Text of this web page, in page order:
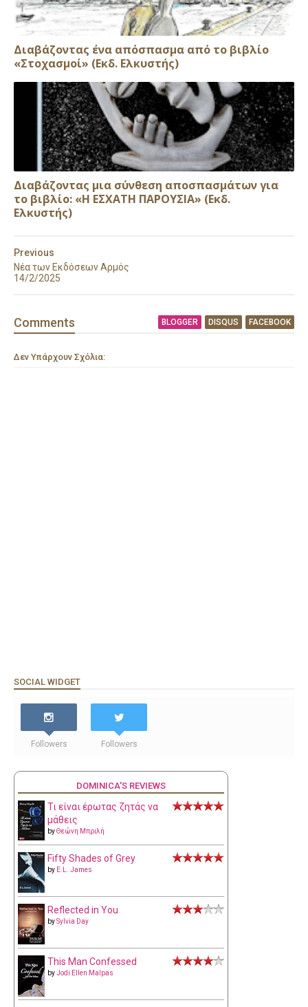
Διαβάζοντας ένα απόσπασμα από το βιβλίο
«Στοχασμοί» (Εκδ. Ελκυστής)
Διαβάζοντας μια σύνθεση αποσπασμάτων για
το βιβλίο: «Η ΕΣΧΑΤΗ ΠΑΡΟΥΣΙΑ» (Εκδ.
Ελκυστής)
Previous
Νέα των Εκδόσεων Αρμός
14/2/2025
Comments BLOGGER DISQUS FACEBOOK
Δεν Υπάρχουν Σχόλια:
SOCIAL WIDGET
Followers Followers
DOMINICA'S REVIEWS
Τι είναι έρωτας ζητάς να
μάθεις
byΘεώνη Μπριλή
Fifty Shades of Grey
by E.L. James
Reflected in You
bySylvia Day
This Man Confessed
byJodi Ellen Malpas